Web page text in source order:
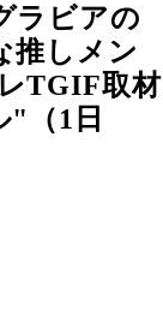
ラビアの
推しメン
TGIF取材
（1日